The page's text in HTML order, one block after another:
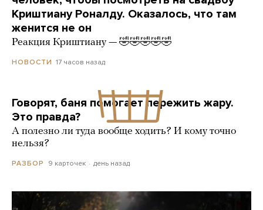
Криштиану Роналду. Оказалось, что там
женится не он
Реакция Криштиану — 🤣🤣🤣🤣🤣
НОВОСТИ 17 часов назад
Говорят, баня помогает пережить жару.
Это правда?
А полезно ли туда вообще ходить? И кому точно
нельзя?
РАЗБОР 9 карточек день назад